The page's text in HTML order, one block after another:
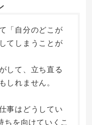
「自分のどこが
てしまうことが
して、立ち直る
しれません。
事はどうしてい
ちを向けていくこ